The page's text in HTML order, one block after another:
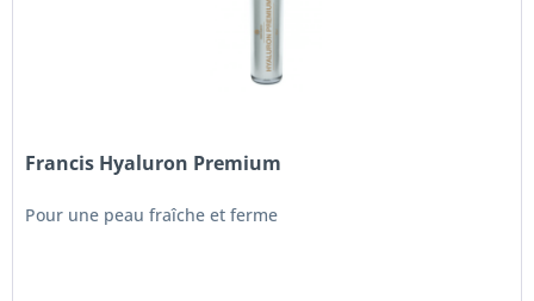
Francis Hyaluron Premium
Pour une peau fraîche et ferme